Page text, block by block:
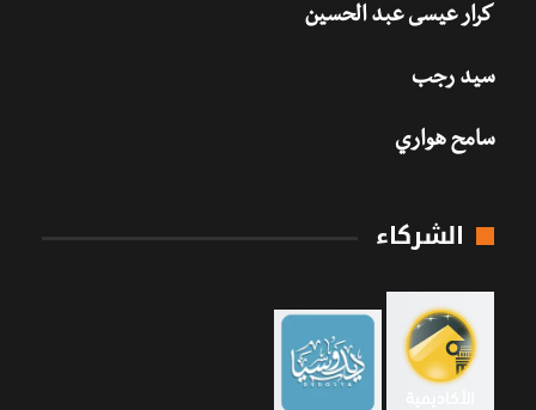
كرار عيسى عبد الحسين
سيد رجب
سامح هواري
الشركاء